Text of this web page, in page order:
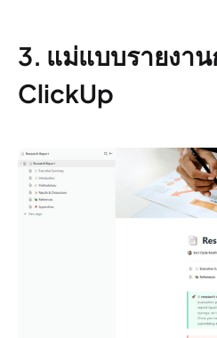
3. แม่แบบรายงาน
ClickUp